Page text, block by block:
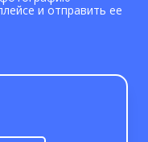
и отправить ее